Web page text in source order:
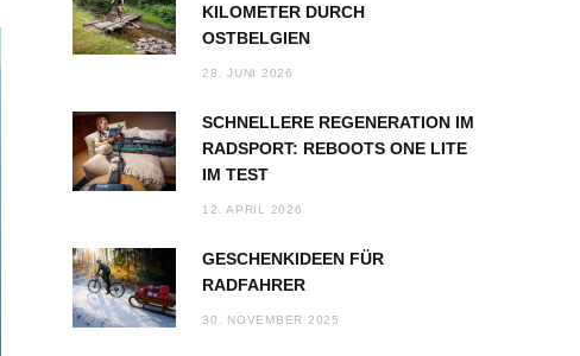
KILOMETER DURCH
OSTBELGIEN
28. JUNI 2026
SCHNELLERE REGENERATION IM
RADSPORT: REBOOTS ONE LITE
IM TEST
12. APRIL 2026
GESCHENKIDEEN FÜR
RADFAHRER
30. NOVEMBER 2025